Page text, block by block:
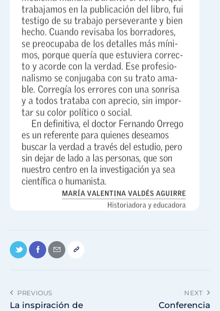
PREVIOUS
La inspiración de
NEXT
Conferencia